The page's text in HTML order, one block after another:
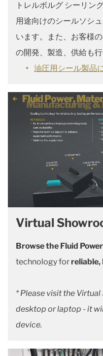
トレルボルグ シーリン
用途向けのシールソシ
います。また、お客様
の開発、製造、供給も行
油圧用シール製品
Virtual
Browse the Fluid Power
technology for
* Please visit the
desktop or laptop - it
device.